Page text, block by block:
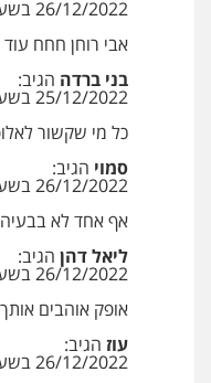
26/12/2022 בשעה 4:08 pm
אבי רוחן חחח עוד 15 שנה .
בני ברדה הגיב:
25/12/2022 בשעה 11:10 pm
כל מי שקשור
סמוי הגיב:
26/12/2022 בשעה 4:09 pm
אף אחד לא
ליאל דהן הגיב:
26/12/2022 בשעה 2:31 am
אופק אוהבים אותך
עוז הגיב:
26/12/2022 בשעה 11:50 am